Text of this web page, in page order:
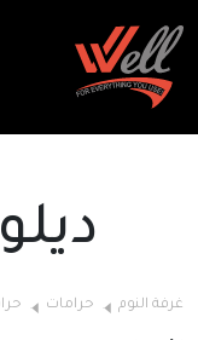
غرفة النوم حرامات